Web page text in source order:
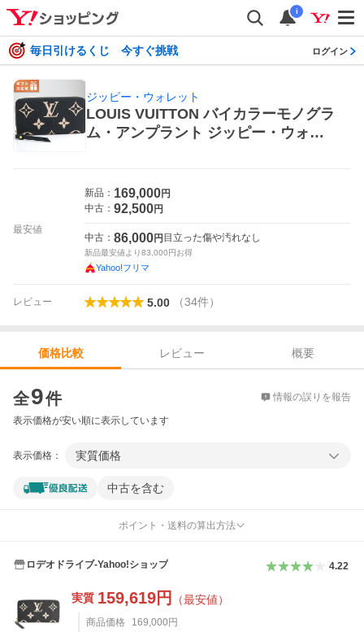
i
毎日引けるくじ 今すぐ挑戦 ログイン
ジッピー・ウォレット
LOUIS VUITTON バイカラーモノグラ
ム・アンプラント ジッピー・ウォレ
財布
最安値
新品： 169,000円
中古： 92,500円
中古： 86,000円 目立った傷や汚れなし
新品最安値より83,000円お得
Yahoo!フリマ
レビュー 5.00 （34件）
価格比較 レビュー
概要
全9件 情報の誤りを報告
表示価格が安い順に表示しています
表示価格： 実質価格
中古を含む
ポイント・送料の算出方法
ロデオドライブ-Yahoo!ショップ 4.22
実質 159,619円 （最安値）
商品価格 169,000 円